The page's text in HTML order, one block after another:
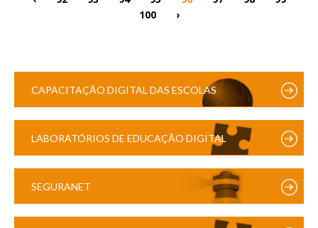
100
›
CAPACITAÇÃO DIGITAL DAS ESCOLAS
LABORATÓRIOS DE EDUCAÇÃO DIGITAL
SEGURANET